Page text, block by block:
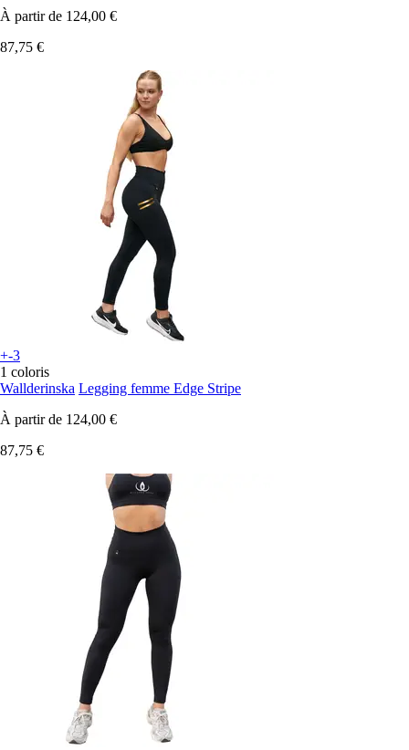
À partir de 124,00 €
87,75 €
+-3
1 coloris
Wallderinska Legging femme Edge Stripe
À partir de 124,00 €
87,75 €